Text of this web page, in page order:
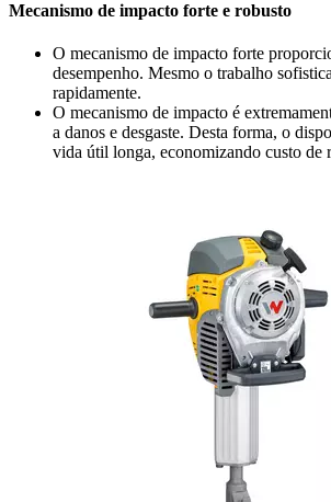
Mecanismo de impacto forte e robusto
O mecanismo de impacto forte
desempenho. Mesmo o trabalho
rapidamente.
O mecanismo de impacto é
a danos e desgaste. Desta forma, o
vida útil longa, economizando custo de